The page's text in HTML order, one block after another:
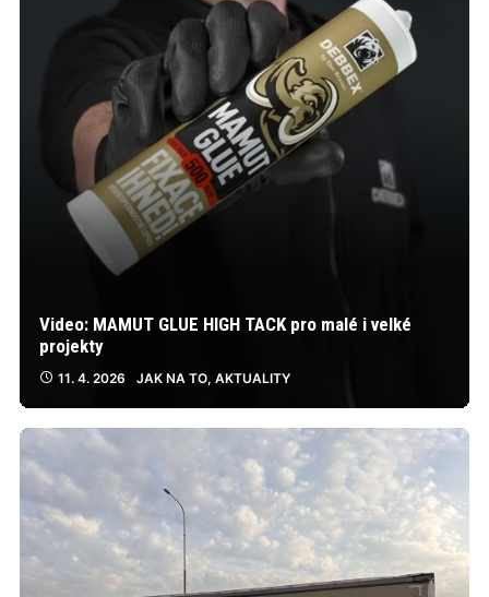
Video: MAMUT GLUE HIGH TACK pro malé i velké
projekty
11. 4. 2026 JAK NA TO, AKTUALITY